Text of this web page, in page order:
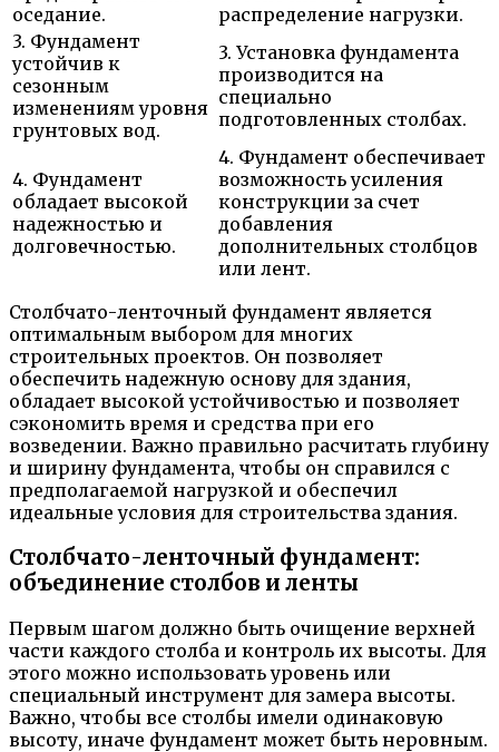
оседание.
распределение нагрузки.
3. Фундамент
устойчив к
сезонным
изменениям уровня
грунтовых вод.
3. Установка фундамента
производится на
специально
подготовленных столбах.
4. Фундамент
обладает высокой
надежностью и
долговечностью.
4. Фундамент обеспечивает
возможность усиления
конструкции за счет
добавления
дополнительных столбцов
или лент.
Столбчато-ленточный фундамент является
оптимальным выбором для многих
строительных проектов. Он позволяет
обеспечить надежную основу для здания,
обладает высокой устойчивостью и позволяет
сэкономить время и средства при его
возведении. Важно правильно расчитать глубину
и ширину фундамента, чтобы он справился с
предполагаемой нагрузкой и обеспечил
идеальные условия для строительства здания.
Столбчато-ленточный фундамент:
объединение столбов и ленты
Первым шагом должно быть очищение верхней
части каждого столба и контроль их высоты. Для
этого можно использовать уровень или
специальный инструмент для замера высоты.
Важно, чтобы все столбы имели одинаковую
высоту, иначе фундамент может быть неровным.